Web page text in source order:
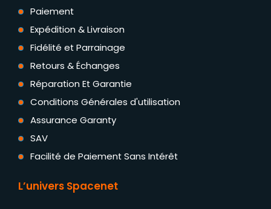
Paiement
Expédition & Livraison
Fidélité et Parrainage
Retours & Échanges
Réparation Et Garantie
Conditions Générales d'utilisation
Assurance Garanty
SAV
Facilité de Paiement Sans Intérêt
L’univers Spacenet